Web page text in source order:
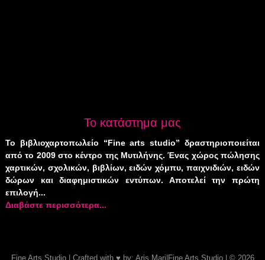
Το κατάστημα μας
Το βιβλιοχαρτοπωλείο “Fine arts studio” δραστηριοποιείται
από το 2009 στο κέντρο της Μυτιλήνης. Ένας χώρος πώλησης
χαρτικών, σχολικών, βιβλίων, ειδών χόμπυ, παιχνιδιών, ειδών
δώρων και διαφημιστικών εντύπων. Αποτελεί την πρώτη
επιλογή...
Διαβάστε περισσότερα...
Fine Arts Studio| Crafted with ♥ by: Aris Mari Fine Arts Studio| © 2026